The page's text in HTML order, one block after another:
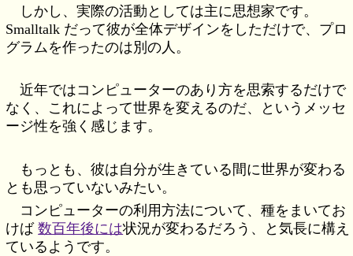
しかし、実際の活動としては主に思想家です。
Smalltalk だって彼が全体デザインをしただけで、プロ
グラムを作ったのは別の人。
近年ではコンピューターのあり方を思索するだけで
なく、これによって世界を変えるのだ、というメッセ
ージ性を強く感じます。
もっとも、彼は自分が生きている間に世界が変わる
とも思っていないみたい。
コンピューターの利用方法について、種をまいてお
けば数百年後には状況が変わるだろう、と気長に構え
ているようです。